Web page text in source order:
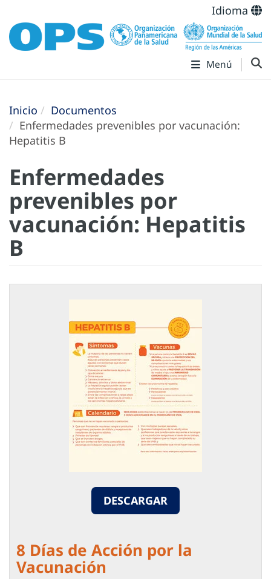
Idioma
Menú
Inicio
Documentos
Enfermedades prevenibles por vacunación:
Hepatitis B
Enfermedades
prevenibles por
vacunación: Hepatitis
B
DESCARGAR
8 Días de Acción por la
Vacunación